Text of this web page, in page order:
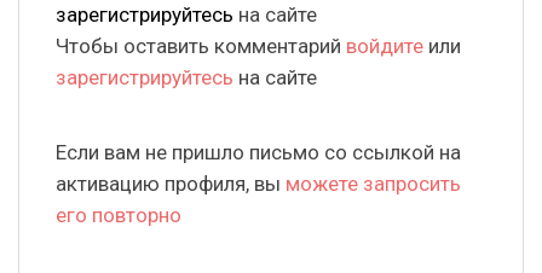
зарегистрируйтесь на сайте
Чтобы оставить комментарий войдите или
зарегистрируйтесь на сайте
Если вам не пришло письмо со ссылкой на
активацию профиля, вы можете запросить
его повторно